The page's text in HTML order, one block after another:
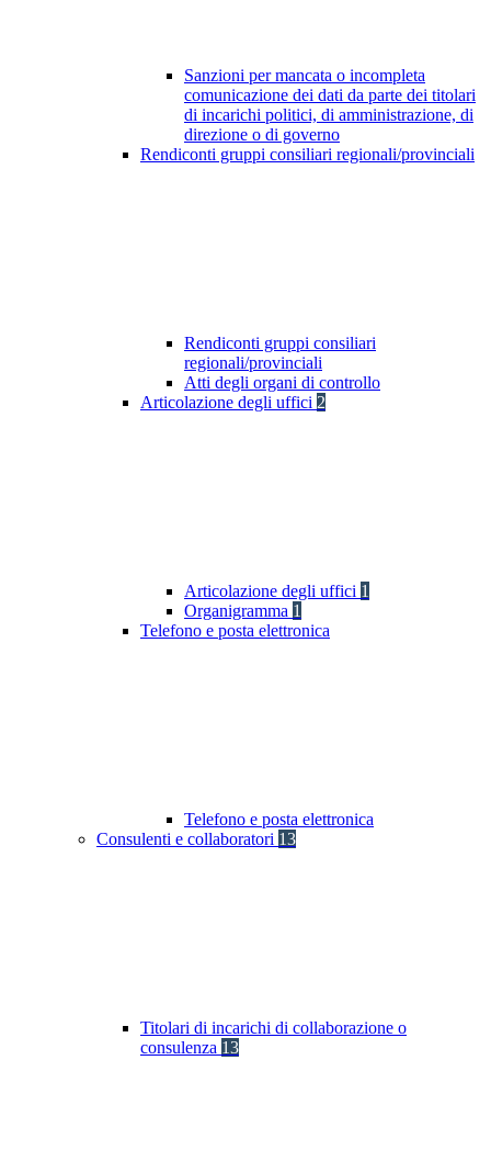
Sanzioni per mancata o incompleta
comunicazione dei dati da parte dei titolari
di incarichi politici, di amministrazione, di
direzione o di governo
Rendiconti gruppi consiliari regionali/provinciali
Rendiconti gruppi consiliari
regionali/provinciali
Atti degli organi di controllo
Articolazione degli uffici 2
Articolazione degli uffici 1
Organigramma 1
Telefono e posta elettronica
Telefono e posta elettronica
Consulenti e collaboratori 13
Titolari di incarichi di collaborazione o
consulenza 13